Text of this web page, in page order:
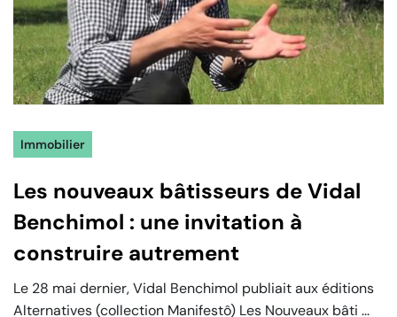
Immobilier
Les nouveaux bâtisseurs de Vidal
Benchimol : une invitation à
construire autrement
Le 28 mai dernier, Vidal Benchimol publiait aux éditions
Alternatives (collection Manifestô) Les Nouveaux bâti ...